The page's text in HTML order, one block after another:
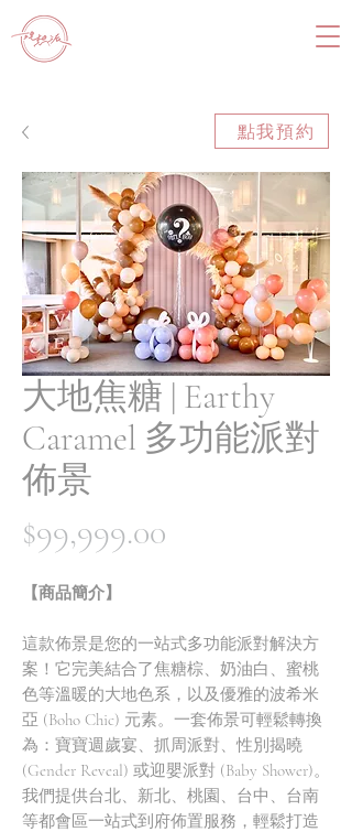
大地焦糖 | Earthy
Caramel 多功能派對
佈景
$99,999.00
【商品簡介】
這款佈景是您的一站式多功能派對解決方
案！它完美結合了焦糖棕、奶油白、蜜桃
色等溫暖的大地色系，以及優雅的波希米
亞 (Boho Chic) 元素。一套佈景可輕鬆轉換
為：寶寶週歲宴、抓周派對、性別揭曉
(Gender Reveal) 或迎嬰派對 (Baby Shower)。
我們提供台北、新北、桃園、台中、台南
等都會區一站式到府佈置服務，輕鬆打造
點我預約